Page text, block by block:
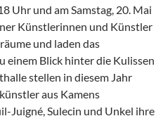
Uhr und am Samstag, 20. Mai
Künstlerinnen und Künstler
und laden das
einem Blick hinter die Kulissen
stellen in diesem Jahr
aus Kamens
Juigné, Sulecin und Unkel ihre